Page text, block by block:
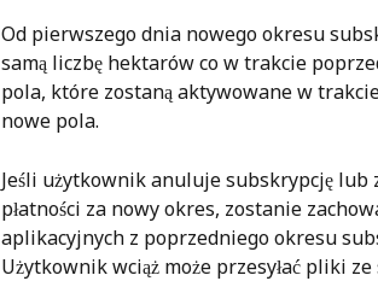
Od pierwszego dnia nowego okresu
samą liczbę hektarów co w trakcie
pola, które zostaną aktywowane w
nowe pola.
Jeśli użytkownik anuluje subskrypcję
płatności za nowy okres, zostanie
aplikacyjnych z poprzedniego okresu
Użytkownik wciąż może przesyłać pliki